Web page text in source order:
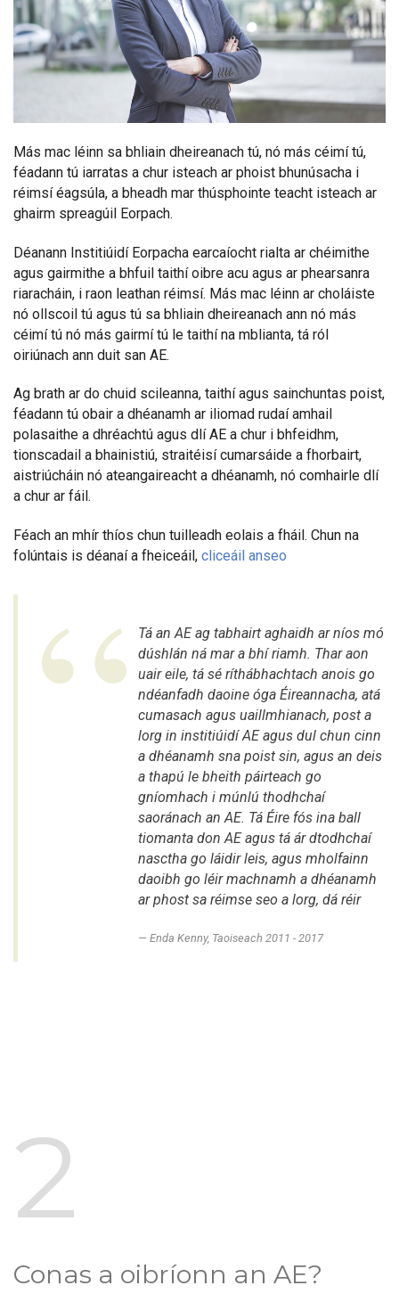
Más mac léinn sa bhliain dheireanach tú, nó más céimí tú,
féadann tú iarratas a chur isteach ar phoist bhunúsacha i
réimsí éagsúla, a bheadh mar thúsphointe teacht isteach ar
ghairm spreagúil Eorpach.
Déanann Institiúidí Eorpacha earcaíocht rialta ar chéimithe
agus gairmithe a bhfuil taithí oibre acu agus ar phearsanra
riaracháin, i raon leathan réimsí. Más mac léinn ar choláiste
nó ollscoil tú agus tú sa bhliain dheireanach ann nó más
céimí tú nó más gairmí tú le taithí na mblianta, tá ról
oiriúnach ann duit san AE.
Ag brath ar do chuid scileanna, taithí agus sainchuntas poist,
féadann tú obair a dhéanamh ar iliomad rudaí amhail
polasaithe a dhréachtú agus dlí AE a chur i bhfeidhm,
tionscadail a bhainistiú, straitéisí cumarsáide a fhorbairt,
aistriúcháin nó ateangaireacht a dhéanamh, nó comhairle dlí
a chur ar fáil.
Féach an mhír thíos chun tuilleadh eolais a fháil. Chun na
folúntais is déanaí a fheiceáil, cliceáil anseo
Tá an AE ag tabhairt aghaidh ar níos mó
dúshlán ná mar a bhí riamh. Thar aon
uair eile, tá sé ríthábhachtach anois go
ndéanfadh daoine óga Éireannacha, atá
cumasach agus uaillmhianach, post a
lorg in institiúidí AE agus dul chun cinn
a dhéanamh sna poist sin, agus an deis
a thapú le bheith páirteach go
gníomhach i múnlú thodhchaí
saoránach an AE. Tá Éire fós ina ball
tiomanta don AE agus tá ár dtodhchaí
nasctha go láidir leis, agus mholfainn
daoibh go léir machnamh a dhéanamh
ar phost sa réimse seo a lorg, dá réir
Enda Kenny, Taoiseach 2011 - 2017
2
Conas a oibríonn an AE?